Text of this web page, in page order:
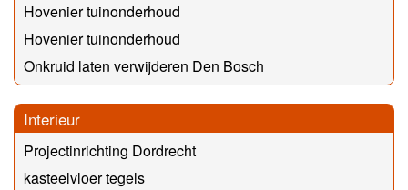
Hovenier tuinonderhoud
Hovenier tuinonderhoud
Onkruid laten verwijderen Den Bosch
Interieur
Projectinrichting Dordrecht
kasteelvloer tegels